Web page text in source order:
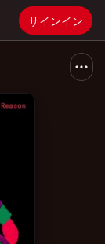
サインイン